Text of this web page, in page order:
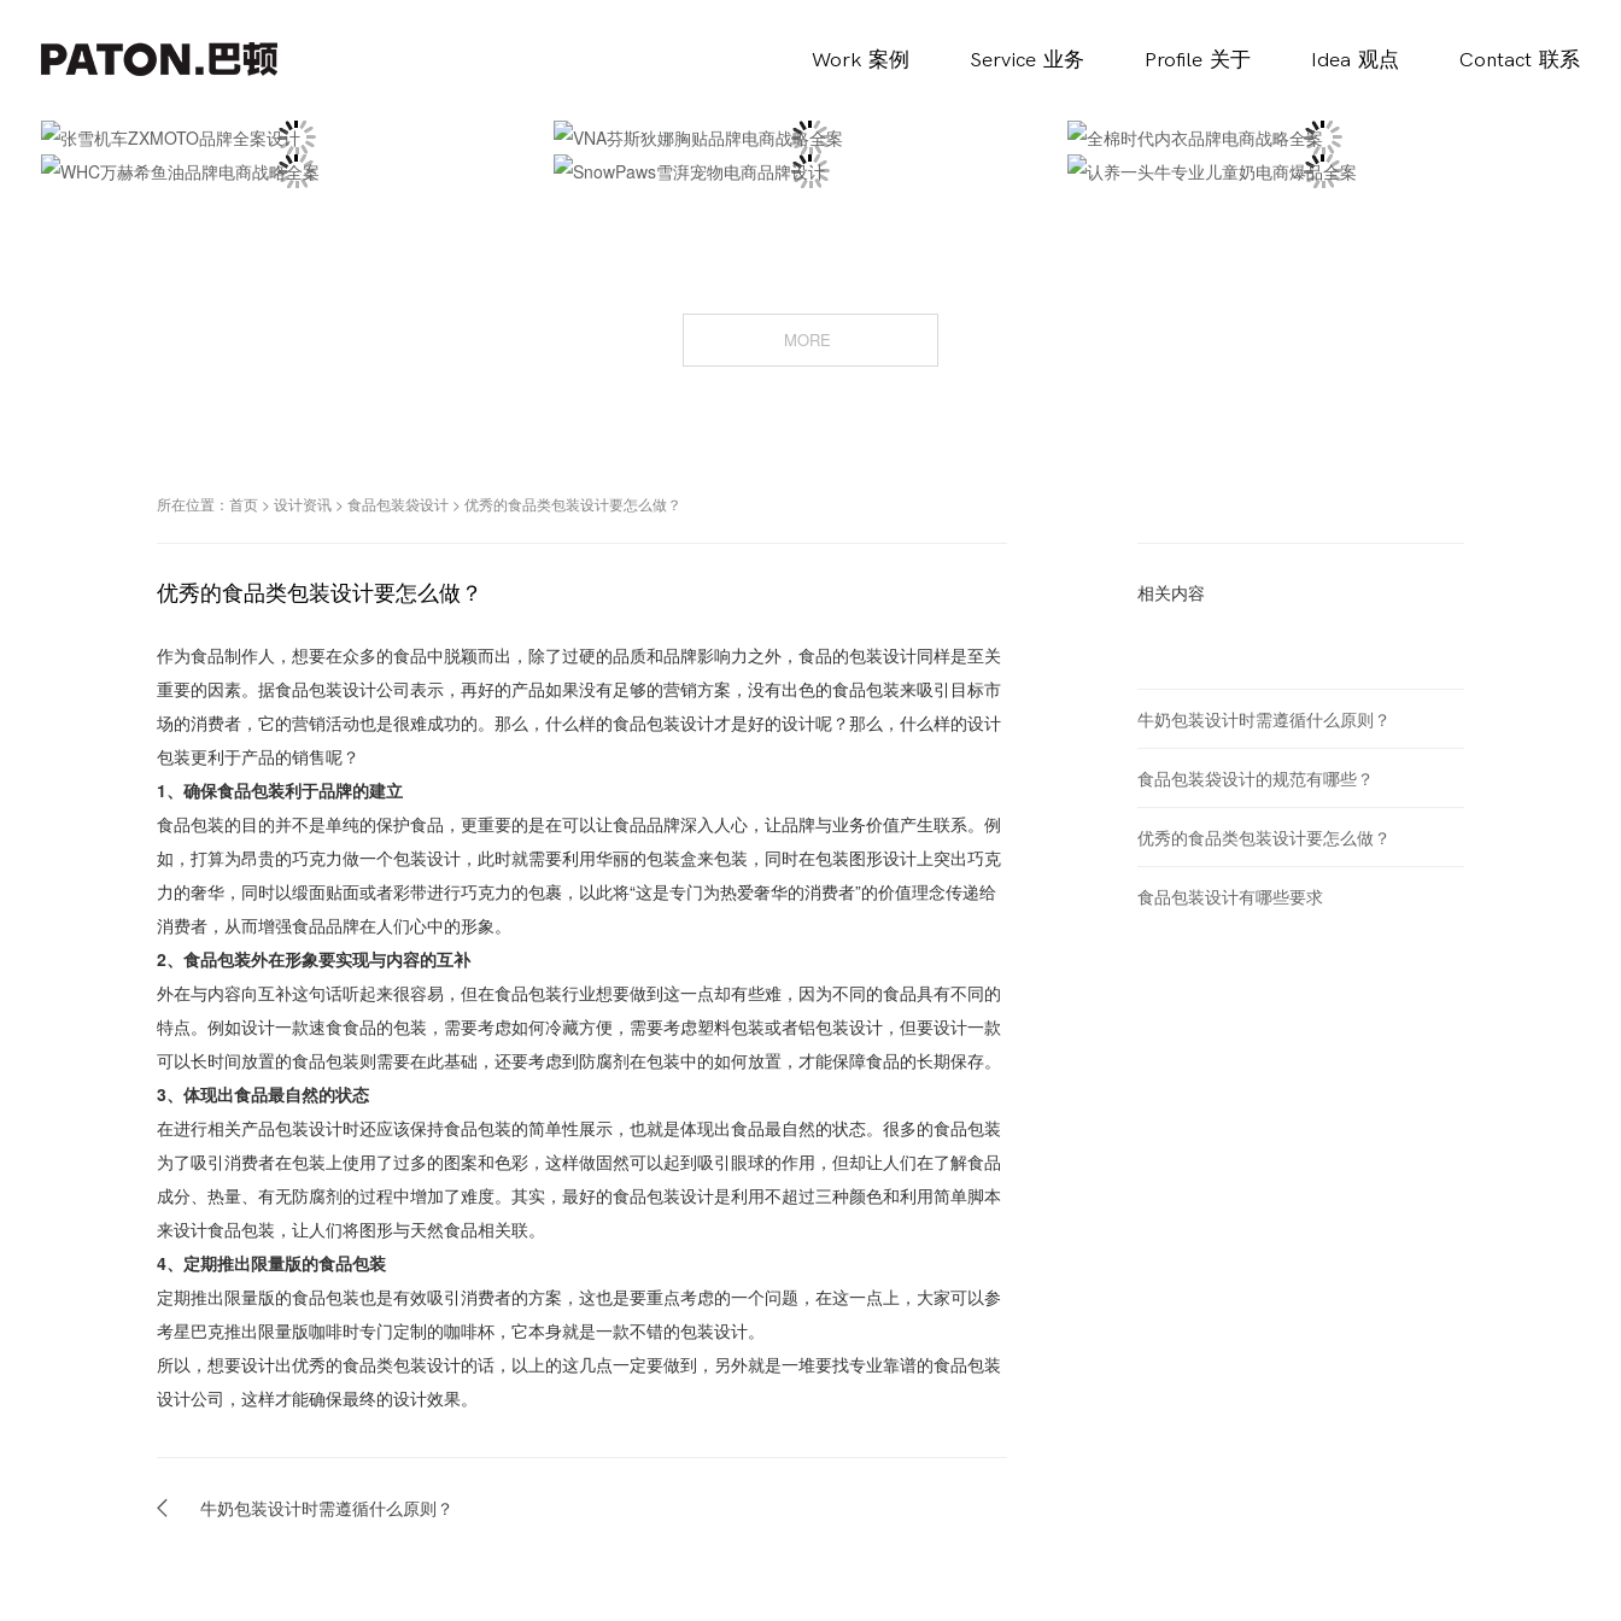
Work 案例 Service 业务 Profile 关于 Idea 观点 Contact 联系
MORE
所在位置： 首页 > 设计资讯 > 食品包装袋设计 > 优秀的食品类包装设计要怎么做？
优秀的食品类包装设计要怎么做？
作为食品制作人，想要在众多的食品中脱颖而出，除了过硬的品质和品牌影响力之外，食品的包装设计同样是至关
重要的因素。据食品包装设计公司表示，再好的产品如果没有足够的营销方案，没有出色的食品包装来吸引目标市
场的消费者，它的营销活动也是很难成功的。那么，什么样的食品包装设计才是好的设计呢？那么，什么样的设计
包装更利于产品的销售呢？
1、确保食品包装利于品牌的建立
食品包装的目的并不是单纯的保护食品，更重要的是在可以让食品品牌深入人心，让品牌与业务价值产生联系。例
如，打算为昂贵的巧克力做一个包装设计，此时就需要利用华丽的包装盒来包装，同时在包装图形设计上突出巧克
力的奢华，同时以缎面贴面或者彩带进行巧克力的包裹，以此将“这是专门为热爱奢华的消费者”的价值理念传递给
消费者，从而增强食品品牌在人们心中的形象。
2、食品包装外在形象要实现与内容的互补
外在与内容向互补这句话听起来很容易，但在食品包装行业想要做到这一点却有些难，因为不同的食品具有不同的
特点。例如设计一款速食食品的包装，需要考虑如何冷藏方便，需要考虑塑料包装或者铝包装设计，但要设计一款
可以长时间放置的食品包装则需要在此基础，还要考虑到防腐剂在包装中的如何放置，才能保障食品的长期保存。
3、体现出食品最自然的状态
在进行相关产品包装设计时还应该保持食品包装的简单性展示，也就是体现出食品最自然的状态。很多的食品包装
为了吸引消费者在包装上使用了过多的图案和色彩，这样做固然可以起到吸引眼球的作用，但却让人们在了解食品
成分、热量、有无防腐剂的过程中增加了难度。其实，最好的食品包装设计是利用不超过三种颜色和利用简单脚本
来设计食品包装，让人们将图形与天然食品相关联。
4、定期推出限量版的食品包装
定期推出限量版的食品包装也是有效吸引消费者的方案，这也是要重点考虑的一个问题，在这一点上，大家可以参
考星巴克推出限量版咖啡时专门定制的咖啡杯，它本身就是一款不错的包装设计。
所以，想要设计出优秀的食品类包装设计的话，以上的这几点一定要做到，另外就是一堆要找专业靠谱的食品包装
设计公司，这样才能确保最终的设计效果。
牛奶包装设计时需遵循什么原则？
相关内容
牛奶包装设计时需遵循什么原则？
食品包装袋设计的规范有哪些？
优秀的食品类包装设计要怎么做？
食品包装设计有哪些要求